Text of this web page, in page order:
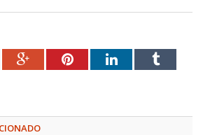
Google+PinterestLinkedInTumblr